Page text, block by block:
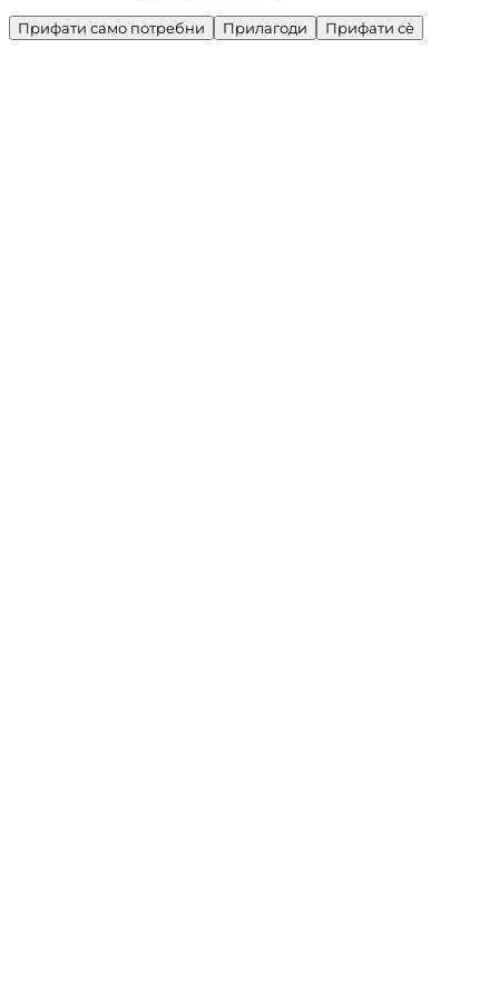
Прифати само потребни Прилагоди Прифати сè